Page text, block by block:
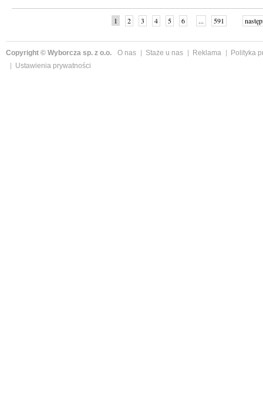
1 2 3 4 5 6 ... 591
Copyright © Wyborcza sp. z o.o. O nas Staże u nas Reklama
Polityka
Ustawienia prywatności